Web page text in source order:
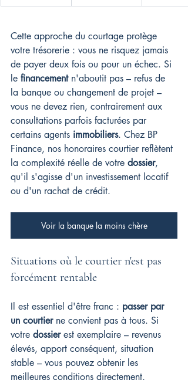
Cette approche du courtage protège
votre trésorerie : vous ne risquez jamais
de payer deux fois ou pour un échec. Si
le financement n'aboutit pas – refus de
la banque ou changement de projet –
vous ne devez rien, contrairement aux
consultations parfois facturées par
certains agents immobiliers. Chez BP
Finance, nos honoraires courtier reflètent
la complexité réelle de votre dossier,
qu'il s'agisse d'un investissement locatif
ou d'un rachat de crédit.
Voir la banque la moins chère
Situations où le courtier n'est pas
forcément rentable
Il est essentiel d'être franc : passer par
un courtier ne convient pas à tous. Si
votre dossier est exemplaire – revenus
élevés, apport conséquent, situation
stable – vous pouvez obtenir les
meilleures conditions directement,